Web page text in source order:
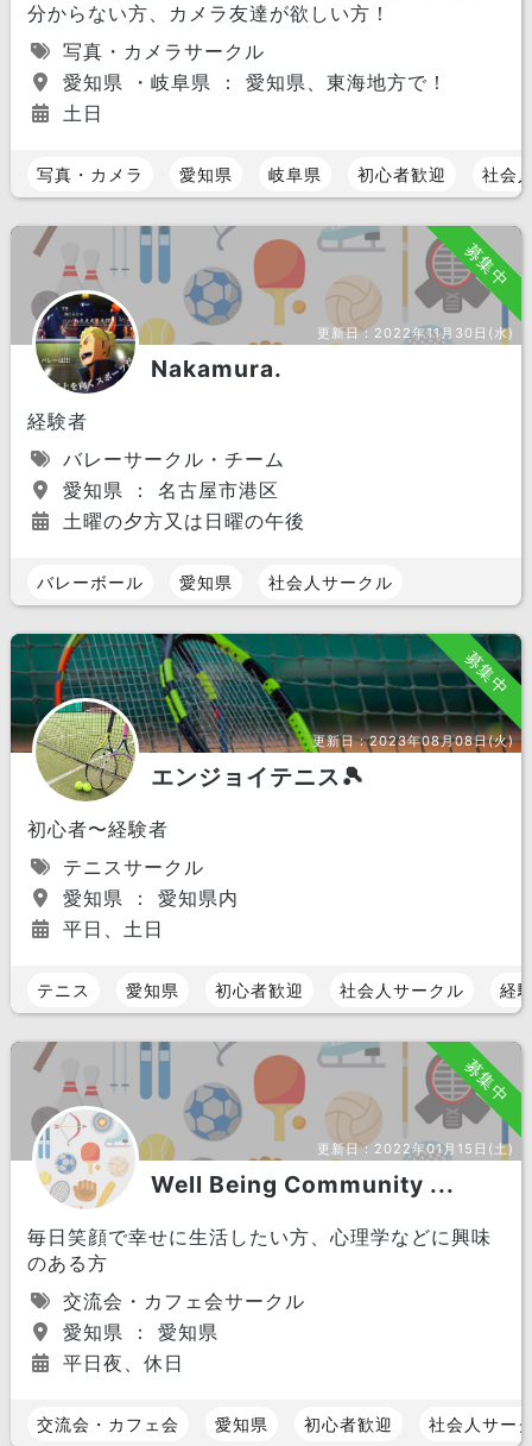
分からない方、カメラ友達が欲しい方！
写真・カメラサークル
愛知県 ・岐阜県 ： 愛知県、東海地方で！
土日
写真・カメラ 愛知県 岐阜県 初心者歓迎 社会
募集中
更新日： 2022年11月30日(水)
Nakamura.
経験者
バレーサークル・チーム
愛知県 ： 名古屋市港区
土曜の夕方又は日曜の午後
バレーボール 愛知県 社会人サークル
募集中
更新日：2023年08月08日(火)
エンジョイテニス🎾
初心者〜経験者
テニスサークル
愛知県 ： 愛知県内
平日、土日
テニス 愛知県 初心者歓迎 社会人サークル 経
募集中
更新日： 2022年01月15日(土)
Well Being Community ...
毎日笑顔で幸せに生活したい方、心理学などに興味
のある方
交流会・カフェ会サークル
愛知県 ： 愛知県
平日夜、休日
交流会・カフェ会 愛知県 初心者歓迎 社会人サー